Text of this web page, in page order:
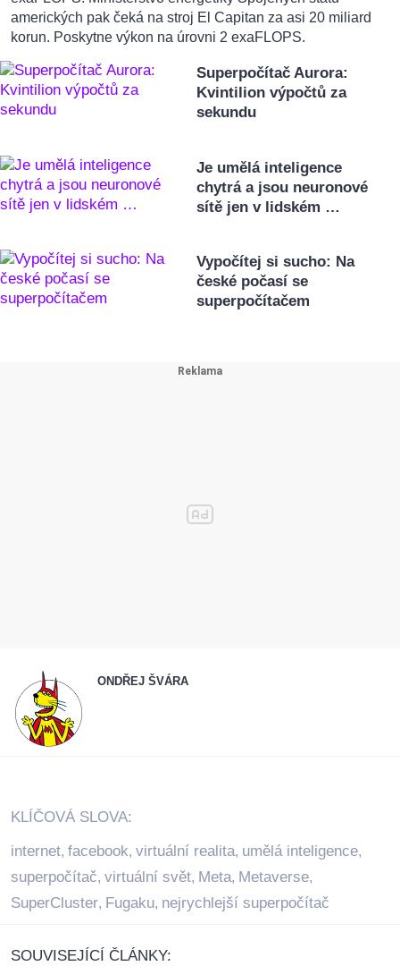
amerických pak čeká na stroj El Capitan za asi 20 miliard
korun. Poskytne výkon na úrovni 2 exaFLOPS.
Superpočítač Aurora:
Kvintilion výpočtů za
sekundu
Je umělá inteligence
chytrá a jsou neuronové
sítě jen v lidském …
Vypočítej si sucho: Na
české počasí se
superpočítačem
ONDŘEJ ŠVÁRA
KLÍČOVÁ SLOVA:
internet, facebook, virtuální realita, umělá inteligence,
superpočítač, virtuální svět, Meta, Metaverse,
SuperCluster, Fugaku, nejrychlejší superpočítač
SOUVISEJÍCÍ ČLÁNKY: